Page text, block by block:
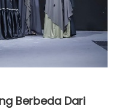
Berbeda Dari